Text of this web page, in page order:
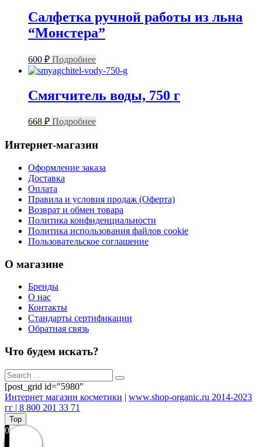
Салфетка ручной работы из льна
“Монстера”
600 ₽ Подробнее
Смягчитель воды, 750 г
668 ₽ Подробнее
Интернет-магазин
Оформление заказа
Доставка
Оплата
Правила и условия продаж (Оферта)
Возврат и обмен товара
Политика конфиденциальности
Политика использования файлов cookie
Пользовательское соглашение
О магазине
Бренды
О нас
Контакты
Стандарты сертификации
Обратная связь
Что будем искать?
[post_grid id="5980"
Интернет магазин косметики | www.shop-organic.ru 2014-2023
гг | 8 800 201 33 71
Top
0